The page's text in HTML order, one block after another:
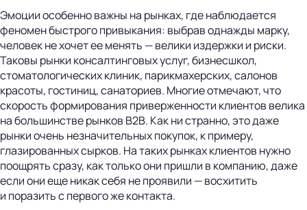
Эмоции особенно важны на рынках, где наблюдается
феномен быстрого привыкания: выбрав однажды марку,
человек не хочет ее менять — велики издержки и риски.
Таковы рынки консалтинговых услуг, бизнесшкол,
стоматологических клиник, парикмахерских, салонов
красоты, гостиниц, санаториев. Многие отмечают, что
скорость формирования приверженности клиентов велика
на большинстве рынков В2В. Как ни странно, это даже
рынки очень незначительных покупок, к примеру,
глазированных сырков. На таких рынках клиентов нужно
поощрять сразу, как только они пришли в компанию, даже
если они еще никак себя не проявили — восхитить
и поразить с первого же контакта.